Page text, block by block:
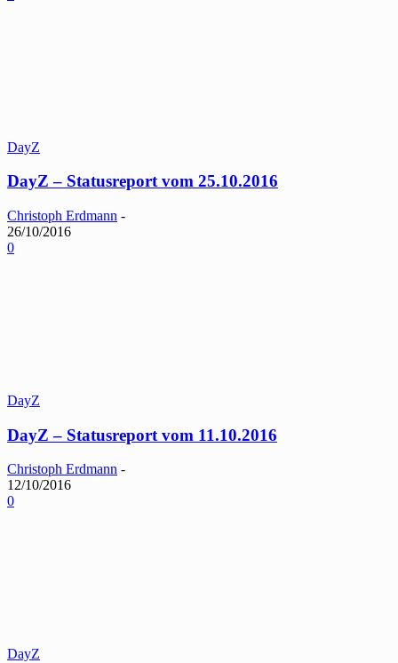
DayZ
DayZ – Statusreport vom 25.10.2016
Christoph Erdmann -
26/10/2016
0
DayZ
DayZ – Statusreport vom 11.10.2016
Christoph Erdmann -
12/10/2016
0
DayZ